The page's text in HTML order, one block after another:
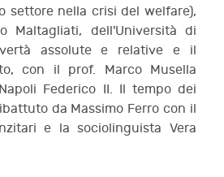
settore nella crisi del welfare),
Maltagliati, dell'Università di
assolute e relative e il
con il prof. Marco Musella
Federico II. Il tempo dei
da Massimo Ferro con il
e la sociolinguista Vera